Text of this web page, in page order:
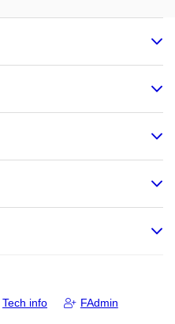
Tech info FAdmin